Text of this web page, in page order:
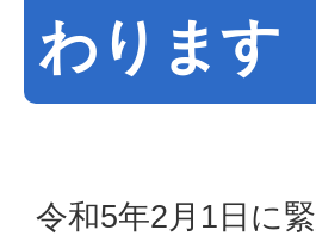
わります
令和5年2月1日に